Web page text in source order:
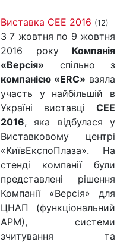
Виставка CEE 2016 (12)
З 7 жовтня по 9 жовтня
2016 року Компанія
«Версія» спільно з
компанією «ERC» взяла
участь у найбільшій в
Україні виставці CEE
2016, яка відбулася у
Виставковому центрі
«КиївЕкспоПлаза». На
стенді компанії були
представлені рішення
Компанії «Версія» для
ЦНАП (функціональний
АРМ), системи
зчитування та